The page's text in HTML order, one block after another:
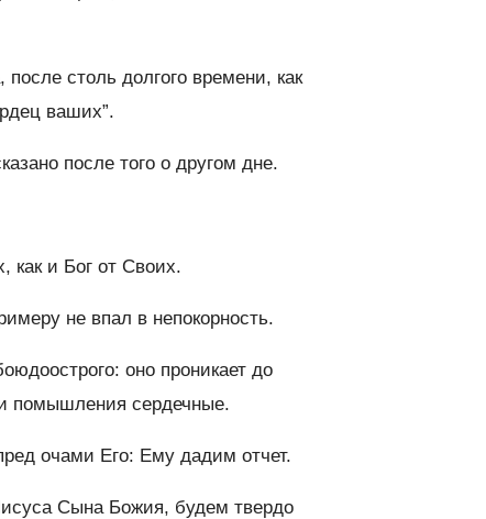
столь долгого времени, как
ваших”.
после того о другом дне.
как и Бог от Своих.
не впал в непокорность.
оно проникает до
помышления сердечные.
очами Его: Ему дадим отчет.
Сына Божия, будем твердо